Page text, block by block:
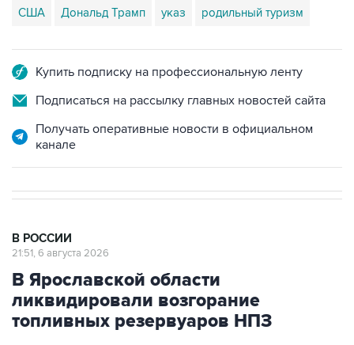
США Дональд Трамп указ родильный туризм
Купить подписку на профессиональную ленту
Подписаться на рассылку главных новостей сайта
Получать оперативные новости в официальном
канале
В РОССИИ
21:51, 6 августа 2026
В Ярославской области
ликвидировали возгорание
топливных резервуаров НПЗ